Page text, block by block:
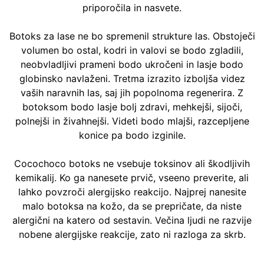
priporočila in nasvete.
Botoks za lase ne bo spremenil strukture las. Obstoječi
volumen bo ostal, kodri in valovi se bodo zgladili,
neobvladljivi prameni bodo ukročeni in lasje bodo
globinsko navlaženi. Tretma izrazito izboljša videz
vaših naravnih las, saj jih popolnoma regenerira. Z
botoksom bodo lasje bolj zdravi, mehkejši, sijoči,
polnejši in živahnejši. Videti bodo mlajši, razcepljene
konice pa bodo izginile.
Cocochoco botoks ne vsebuje toksinov ali škodljivih
kemikalij. Ko ga nanesete prvič, vseeno preverite, ali
lahko povzroči alergijsko reakcijo. Najprej nanesite
malo botoksa na kožo, da se prepričate, da niste
alergični na katero od sestavin. Večina ljudi ne razvije
nobene alergijske reakcije, zato ni razloga za skrb.